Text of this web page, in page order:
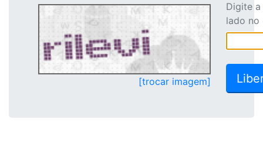
[trocar imagem]
Digite
lado no